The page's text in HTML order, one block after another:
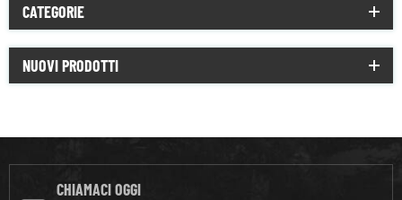
CATEGORIE
NUOVI PRODOTTI
CHIAMACI OGGI